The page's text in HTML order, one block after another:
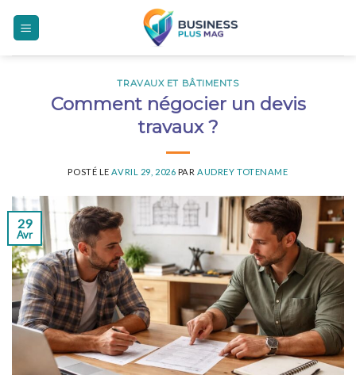
TRAVAUX ET BÂTIMENTS
Comment négocier un devis
travaux ?
POSTÉ LE AVRIL 29, 2026 PAR AUDREY TOTENAME
29
Avr